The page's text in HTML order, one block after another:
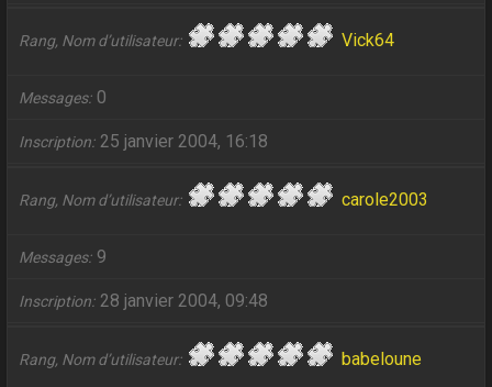
Rang, Nom d’utilisateur Vick64
Messages 0
Inscription 25 janvier 2004, 16:18
Rang, Nom d’utilisateur carole2003
Messages 9
Inscription 28 janvier 2004, 09:48
Rang, Nom d’utilisateur babeloune